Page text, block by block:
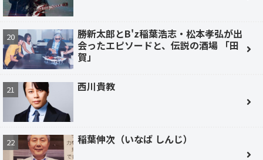
勝新太郎とB'z稲葉浩志・松本孝弘が出
会ったエピソードと、伝説の酒場 「田
賀」
西川貴教
稲葉伸次（いなば しんじ）